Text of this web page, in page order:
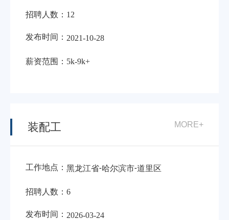
招聘人数： 12
发布时间： 2021-10-28
薪资范围： 5k-9k+
装配工 MORE+
工作地点： 黑龙江省-哈尔滨市-道里区
招聘人数： 6
发布时间： 2026-03-24